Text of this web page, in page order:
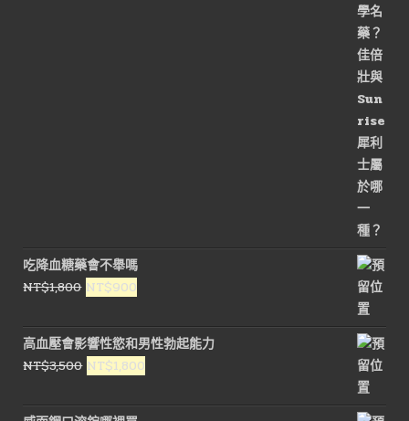
吃降血糖藥會不舉嗎
NT$1,800 原
價
格：
NT$1,800。
NT$900
價
格：
NT$900。
高血壓會影響性慾和男性勃起能力
NT$3,500 原
價
NT$1,800
價